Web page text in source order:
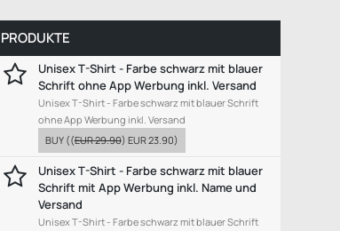
PRODUKTE
Unisex T-Shirt - Farbe schwarz mit blauer
Schrift ohne App Werbung inkl. Versand
Unisex T-Shirt - Farbe schwarz mit blauer Schrift
ohne App Werbung inkl. Versand
BUY ((EUR 29.90) EUR 23.90)
Unisex T-Shirt - Farbe schwarz mit blauer
Schrift mit App Werbung inkl. Name und
Versand
Unisex T-Shirt - Farbe schwarz mit blauer Schrift